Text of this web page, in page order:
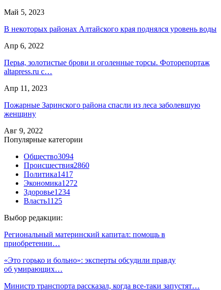
Май 5, 2023
В некоторых районах Алтайского края поднялся уровень воды
Апр 6, 2022
Перья, золотистые брови и оголенные торсы. Фоторепортаж
altapress.ru с…
Апр 11, 2023
Пожарные Заринского района спасли из леса заболевшую
женщину
Авг 9, 2022
Популярные категории
Общество3094
Происшествия2860
Политика1417
Экономика1272
Здоровье1234
Власть1125
Выбор редакции:
Региональный материнский капитал: помощь в
приобретении…
«Это горько и больно»: эксперты обсудили правду
об умирающих…
Министр транспорта рассказал, когда все-таки запустят…